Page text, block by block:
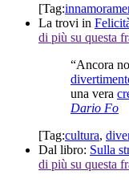
[Tag:
La trovi in
di più su questa
“Ancora
una vera
Dario Fo
[Tag:cultura,
Dal libro: Sulla
di più su questa